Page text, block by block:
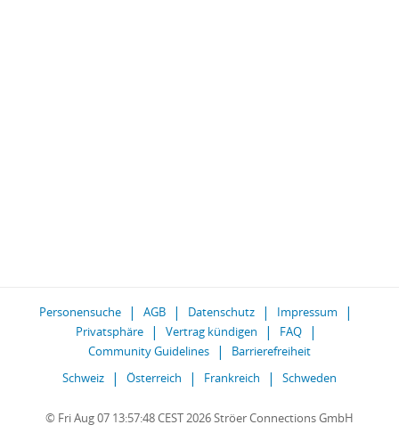
Personensuche AGB Datenschutz
Impressum
Privatsphäre
Vertrag kündigen
FAQ
Community Guidelines
Barrierefreiheit
Schweiz
Österreich Frankreich Schweden
© Fri Aug 07 13:57:48 CEST 2026 Ströer Connections GmbH